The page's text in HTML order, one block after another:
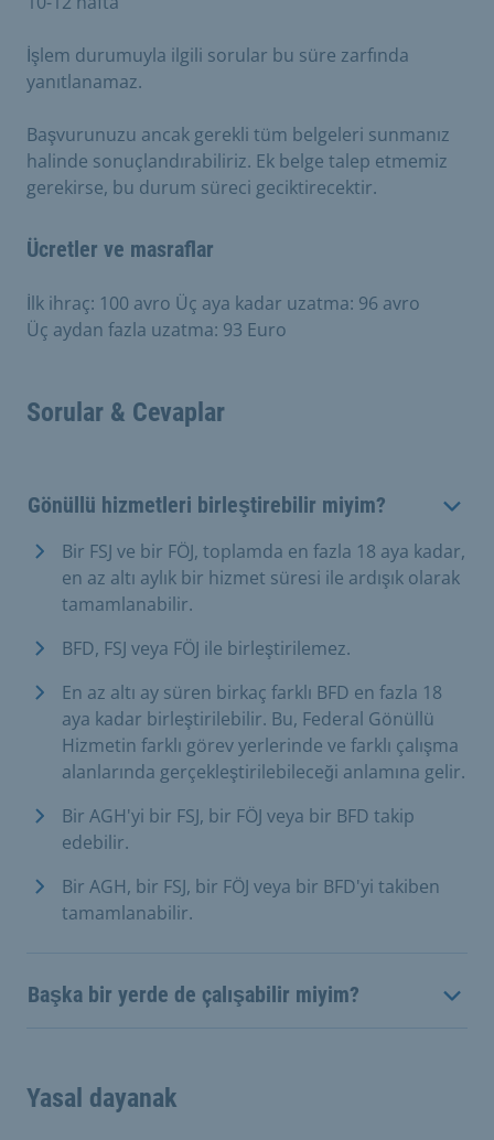
İşlem durumuyla ilgili sorular bu süre zarfında
yanıtlanamaz.
Başvurunuzu ancak gerekli tüm belgeleri sunmanız
halinde sonuçlandırabiliriz. Ek belge talep etmemiz
gerekirse, bu durum süreci geciktirecektir.
Ücretler ve masraflar
İlk ihraç: 100 avro Üç aya kadar uzatma: 96 avro
Üç aydan fazla uzatma: 93 Euro
Sorular & Cevaplar
Gönüllü hizmetleri birleştirebilir miyim?
Bir FSJ ve bir FÖJ, toplamda en fazla 18 aya kadar,
en az altı aylık bir hizmet süresi ile ardışık olarak
tamamlanabilir.
BFD, FSJ veya FÖJ ile birleştirilemez.
En az altı ay süren birkaç farklı BFD en fazla 18
aya kadar birleştirilebilir. Bu, Federal Gönüllü
Hizmetin farklı görev yerlerinde ve farklı çalışma
alanlarında gerçekleştirilebileceği anlamına gelir.
Bir AGH'yi bir FSJ, bir FÖJ veya bir BFD takip
edebilir.
Bir AGH, bir FSJ, bir FÖJ veya bir BFD'yi takiben
tamamlanabilir.
Başka bir yerde de çalışabilir miyim?
Yasal dayanak